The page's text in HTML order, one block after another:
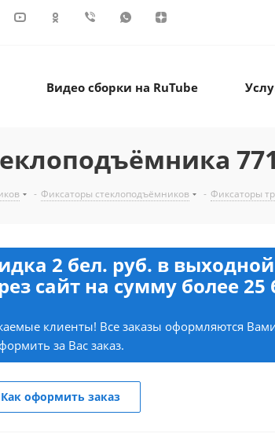
Видео сборки на RuTube
- Фиксаторы стеклоподъёмников - Фиксаторы
2 бел. руб. в
сайт на сумму более 25
клиенты! Все заказы оформляются
за Вас заказ.
Как оформить заказ